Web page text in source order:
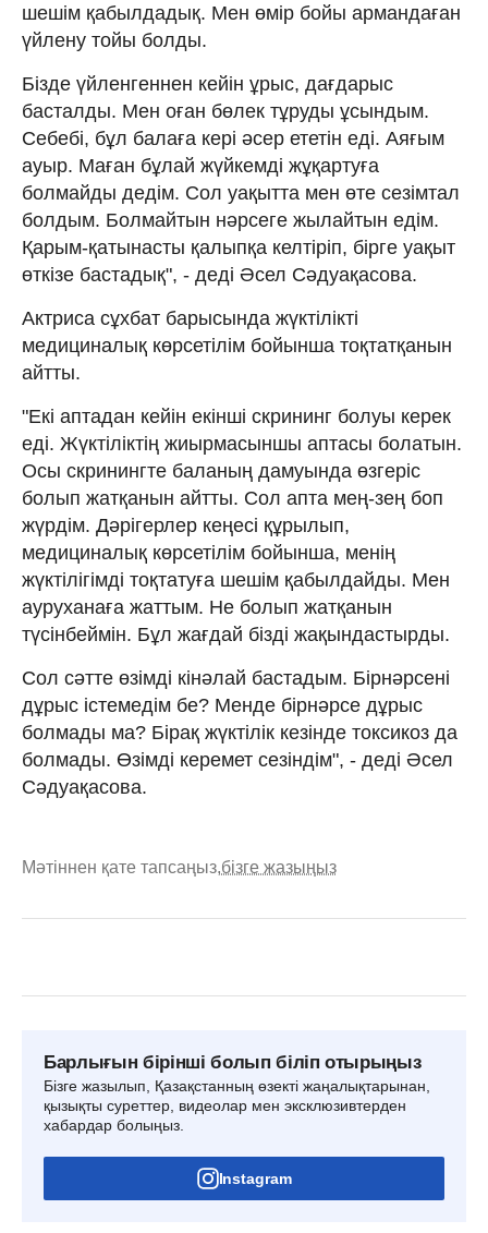
шешім қабылдадық. Мен өмір бойы армандаған
үйлену тойы болды.
Бізде үйленгеннен кейін ұрыс, дағдарыс
басталды. Мен оған бөлек тұруды ұсындым.
Себебі, бұл балаға кері әсер ететін еді. Аяғым
ауыр. Маған бұлай жүйкемді жұқартуға
болмайды дедім. Сол уақытта мен өте сезімтал
болдым. Болмайтын нәрсеге жылайтын едім.
Қарым-қатынасты қалыпқа келтіріп, бірге уақыт
өткізе бастадық", - деді Әсел Сәдуақасова.
Актриса сұхбат барысында жүктілікті
медициналық көрсетілім бойынша тоқтатқанын
айтты.
"Екі аптадан кейін екінші скрининг болуы керек
еді. Жүктіліктің жиырмасыншы аптасы болатын.
Осы скринингте баланың дамуында өзгеріс
болып жатқанын айтты. Сол апта мең-зең боп
жүрдім. Дәрігерлер кеңесі құрылып,
медициналық көрсетілім бойынша, менің
жүктілігімді тоқтатуға шешім қабылдайды. Мен
ауруханаға жаттым. Не болып жатқанын
түсінбеймін. Бұл жағдай бізді жақындастырды.
Сол сәтте өзімді кінәлай бастадым. Бірнәрсені
дұрыс істемедім бе? Менде бірнәрсе дұрыс
болмады ма? Бірақ жүктілік кезінде токсикоз да
болмады. Өзімді керемет сезіндім", - деді Әсел
Сәдуақасова.
Мәтіннен қате тапсаңыз,бізге жазыңыз
Барлығын бірінші болып біліп отырыңыз
Бізге жазылып, Қазақстанның өзекті жаңалықтарынан,
қызықты суреттер, видеолар мен эксклюзивтерден
хабардар болыңыз.
Instagram